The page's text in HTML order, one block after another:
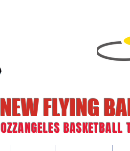
NEW FLYING
OZZANGELES BASKETBALL